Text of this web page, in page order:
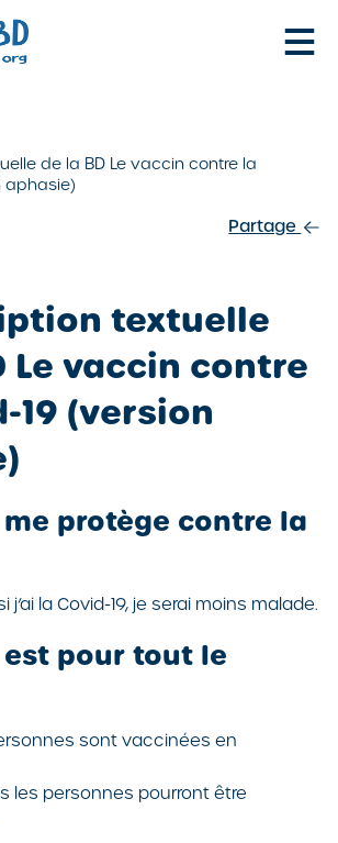
de la BD Le vaccin contre la
aphasie)
Partage
textuelle
Le vaccin contre
19 (version
protège contre la
j’ai la Covid-19, je serai moins malade.
est pour tout le
sont vaccinées en
les personnes pourront être